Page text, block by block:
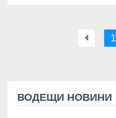
1
ВОДЕЩИ НОВИНИ